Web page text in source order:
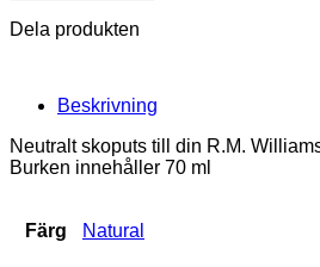
Dela produkten
Beskrivning
Neutralt skoputs till din R.M.
Burken innehåller 70 ml
Färg Natural